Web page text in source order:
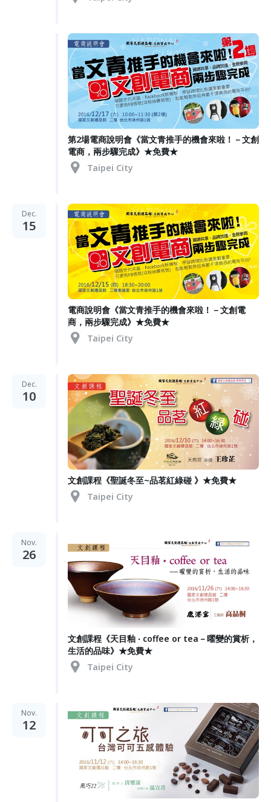
第2場電商說明會《當文青推手的機會來啦！－文創
電商，兩步驟完成》★免費★
Taipei City
Dec.
15
電商說明會《當文青推手的機會來啦！－文創電
商，兩步驟完成》★免費★
Taipei City
Dec.
10
文創課程《聖誕冬至~品茗紅綠碰 》★免費★
Taipei City
Nov.
26
文創課程《天目釉 ‧ coffee or tea－曜變的賞析，
生活的品味》★免費★
Taipei City
Nov.
12